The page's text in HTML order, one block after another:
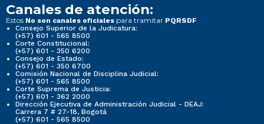
Canales de atención:
Estos No son canales oficiales para tramitar PQRSDF
Consejo Superior de la Judicatura:
(+57) 601 - 565 8500
Corte Constitucional:
(+57) 601 - 350 6200
Consejo de Estado:
(+57) 601 - 350 6700
Comisión Nacional de Disciplina Judicial:
(+57) 601 - 565 8500
Corte Suprema de Justicia:
(+57) 601 - 362 2000
Dirección Ejecutiva de Administración Judicial - DEAJ:
Carrera 7 # 27-18, Bogotá
(+57) 601 - 565 8500